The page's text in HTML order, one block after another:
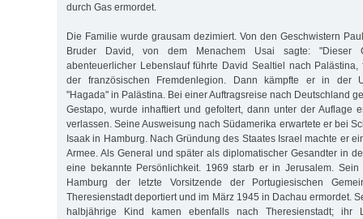
durch Gas ermordet.
Die Familie wurde grausam dezimiert. Von den Geschwistern
Bruder David, von dem Menachem Usai sagte: "Dieser
abenteuerlicher Lebenslauf führte David Sealtiel nach
der französischen Fremdenlegion. Dann kämpfte er in der
"Hagada" in Palästina. Bei einer Auftragsreise nach Deutschland
Gestapo, wurde inhaftiert und gefoltert, dann unter der Auflage
verlassen. Seine Ausweisung nach Südamerika erwartete er bei
Isaak in Hamburg. Nach Gründung des Staates Israel machte er
Armee. Als General und später als diplomatischer Gesandter in
eine bekannte Persönlichkeit. 1969 starb er in Jerusalem.
Hamburg der letzte Vorsitzende der Portugiesischen
Theresienstadt deportiert und im März 1945 in Dachau ermordet.
halbjährige Kind kamen ebenfalls nach Theresienstadt;